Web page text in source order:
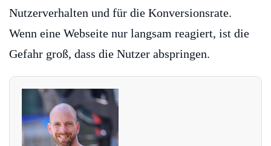
Nutzerverhalten und für die Konversionsrate.
Wenn eine Webseite nur langsam reagiert, ist die
Gefahr groß, dass die Nutzer abspringen.